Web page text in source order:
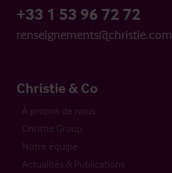
+33 1 53 96 72 72
renseignements@christie.com
Christie & Co
À propos de nous
Christie Group
Notre équipe
Actualités & Publications